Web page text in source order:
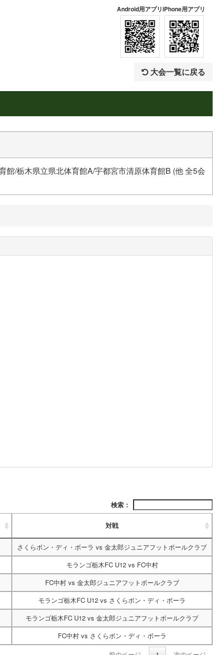
Android用アプリiPhone用アプリ
大会一覧に戻る
/栃木県立県北体育館A/宇都宮市清原体育館B (他 全5会
検索：
対戦
さくらボン・ディ・ボーラ vs 金太郎ジュニアフットボールクラブ
モランゴ栃木FC U12vs FC中村
FC中村vs 金太郎ジュニアフットボールクラブ
モランゴ栃木FC U12 vs さくらボン・ディ・ボーラ
モランゴ栃木FC U12 vs 金太郎ジュニアフットボールクラブ
FC中村vs さくらボン・ディ・ボーラ